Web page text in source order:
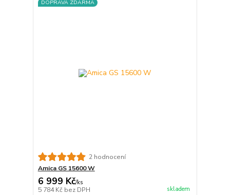
DOPRAVA ZDARMA
2 hodnocení
Amica GS 15600 W
6 999 Kč/ks
5 784 Kč bez DPH skladem